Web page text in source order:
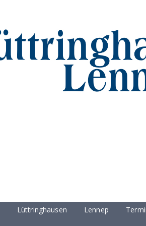
Lüttringhausen Lennep